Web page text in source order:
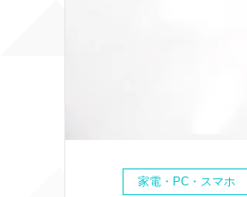
家電・PC・スマホ